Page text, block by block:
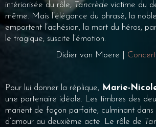
intériorisée du rôle, Tancrède victime du
même. Mais l’élégance du phrasé, la
emportent l’adhésion, la mort du héros,
le tragique, suscite l’émotion.
Didier van Moere |
Pour lui donner la réplique, Marie-
une partenaire idéale. Les timbres des
marient de façon parfaite, culminant dans
d’amour au deuxième acte. Le rôle de